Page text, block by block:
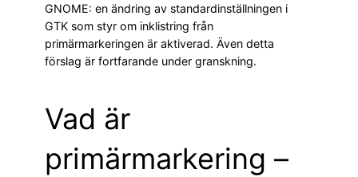
GNOME: en ändring av standardinställningen i
GTK som styr om inklistring från
primärmarkeringen är aktiverad. Även detta
förslag är fortfarande under granskning.
Vad är
primärmarkering –